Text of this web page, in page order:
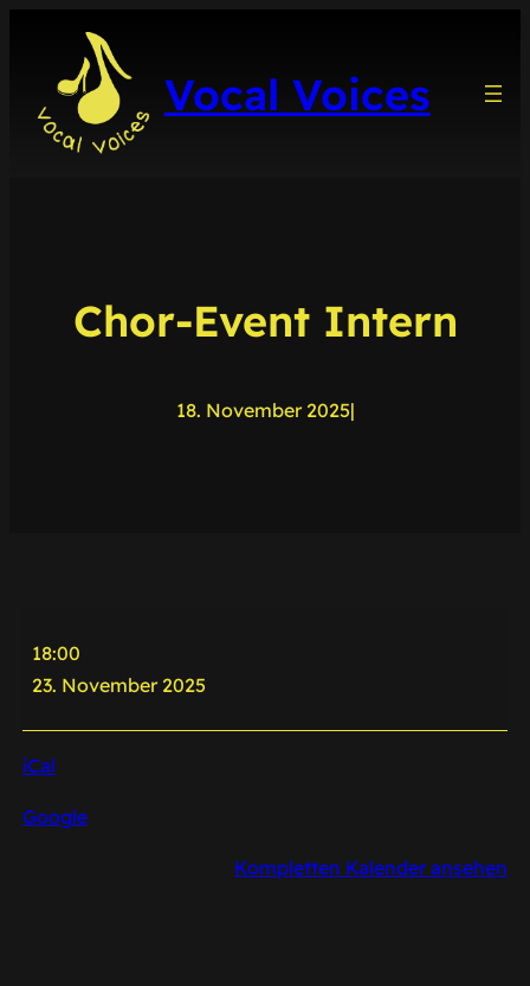
springen
Vocal Voices
Chor-Event Intern
18. November 2025|
Event
Intern
18:00
23. November 2025
iCal
Google
Kompletten Kalender ansehen